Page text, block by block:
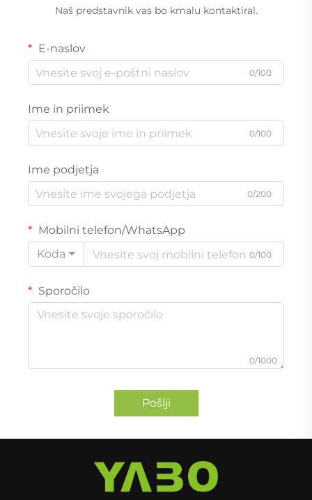
LiFePO4Naš predstavnik vas bo kmalu kontaktiral.
E-naslov
0/100
Ime in priimek
0/100
Ime podjetja
0/200
Mobilni telefon/WhatsApp
Koda
0/100
Sporočilo
0/1000
Pošlji